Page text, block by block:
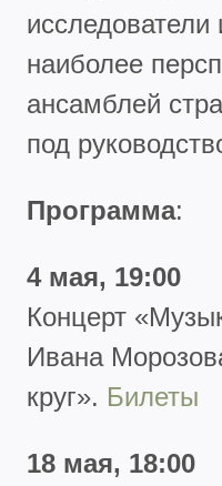
исследователи
наиболее
ансамблей
под
Программа:
4 мая, 19:00
Концерт
Ивана
круг». Билеты
18 мая, 18:00